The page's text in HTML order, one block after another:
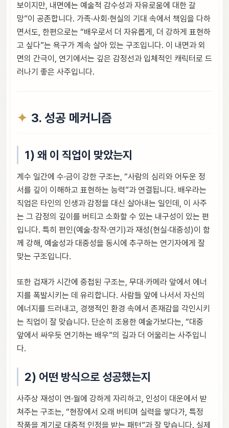
보이지만, 내면에는 예술적 감수성과 자유로움에 대한 갈
망”이 공존합니다. 가족·사회·현실의 기대 속에서 책임을 다하
면서도, 한편으로는 “배우로서 더 자유롭게, 더 강하게 표현하
고 싶다”는 욕구가 계속 살아 있는 구조입니다. 이 내면과 외
면의 간극이, 연기에서는 깊은 감정선과 입체적인 캐릭터로 드
러나기 좋은 사주입니다.
3. 성공 메커니즘
1) 왜 이 직업이 맞았는지
계수 일간에 수·금이 강한 구조는, “사람의 심리와 어두운 정
서를 깊이 이해하고 표현하는 능력”과 연결됩니다. 배우라는
직업은 타인의 인생과 감정을 대신 살아내는 일인데, 이 사주
는 그 감정의 깊이를 버티고 소화할 수 있는 내구성이 있는 편
입니다. 특히 편인(예술·창작·연기)과 재성(현실·대중성)이 함
께 강해, 예술성과 대중성을 동시에 추구하는 연기자에게 잘
맞는 구조입니다.
또한 겁재가 시간에 중첩된 구조는, 무대·카메라 앞에서 에너
지를 폭발시키는 데 유리합니다. 사람들 앞에 나서서 자신의
에너지를 드러내고, 경쟁적인 환경 속에서 존재감을 각인시키
는 직업이 잘 맞습니다. 단순히 조용한 예술가보다는, “대중
앞에서 싸우듯 연기하는 배우”의 길과 더 어울리는 사주입니
다.
2) 어떤 방식으로 성공했는지
사주상 재성이 연·월에 강하게 자리하고, 인성이 대운에서 받
쳐주는 구조는, “현장에서 오래 버티며 실력을 쌓다가, 특정
작품을 계기로 대중적 인정을 받는 패턴”과 잘 맞습니다. 실제